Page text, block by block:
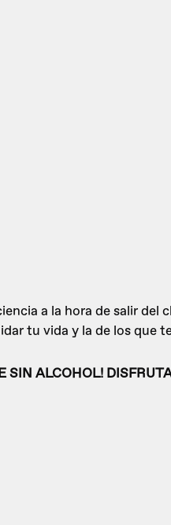
a la hora de salir del
tu vida y la de los que
SIN ALCOHOL!